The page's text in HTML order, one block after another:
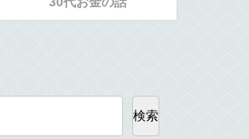
検索